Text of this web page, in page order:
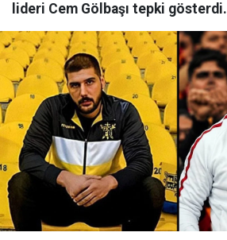
lideri Cem Gölbaşı tepki gösterdi.